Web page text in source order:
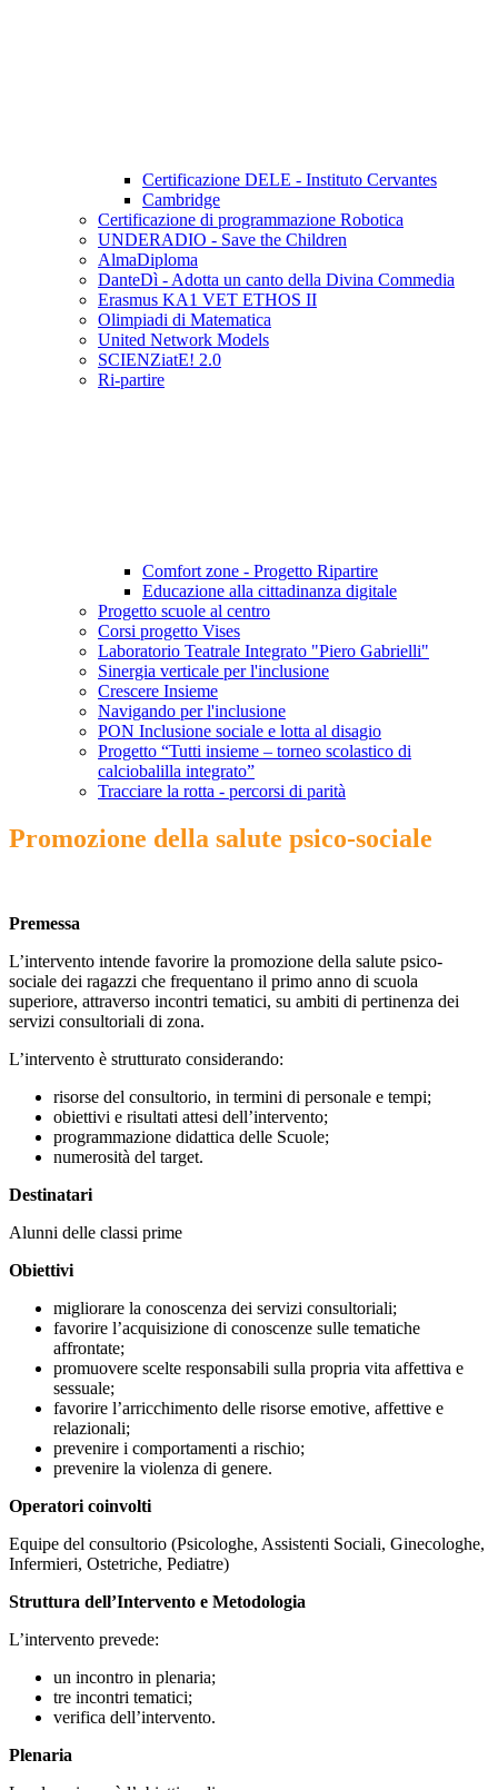
Certificazione DELE - Instituto Cervantes
Cambridge
Certificazione di programmazione Robotica
UNDERADIO - Save the Children
AlmaDiploma
DanteDì - Adotta un canto della Divina Commedia
Erasmus KA1 VET ETHOS II
Olimpiadi di Matematica
United Network Models
SCIENZiatE! 2.0
Ri-partire
Comfort zone - Progetto Ripartire
Educazione alla cittadinanza digitale
Progetto scuole al centro
Corsi progetto Vises
Laboratorio Teatrale Integrato "Piero Gabrielli"
Sinergia verticale per l'inclusione
Crescere Insieme
Navigando per l'inclusione
PON Inclusione sociale e lotta al disagio
Progetto “Tutti insieme – torneo scolastico di
calciobalilla integrato”
Tracciare la rotta - percorsi di parità
Promozione della salute psico-sociale
Premessa
L’intervento intende favorire la promozione della salute psico-
sociale dei ragazzi che frequentano il primo anno di scuola
superiore, attraverso incontri tematici, su ambiti di pertinenza dei
servizi consultoriali di zona.
L’intervento è strutturato considerando:
risorse del consultorio, in termini di personale e tempi;
obiettivi e risultati attesi dell’intervento;
programmazione didattica delle Scuole;
numerosità del target.
Destinatari
Alunni delle classi prime
Obiettivi
migliorare la conoscenza dei servizi consultoriali;
favorire l’acquisizione di conoscenze sulle tematiche
affrontate;
promuovere scelte responsabili sulla propria vita affettiva e
sessuale;
favorire l’arricchimento delle risorse emotive, affettive e
relazionali;
prevenire i comportamenti a rischio;
prevenire la violenza di genere.
Operatori coinvolti
Equipe del consultorio (Psicologhe, Assistenti Sociali, Ginecologhe,
Infermieri, Ostetriche, Pediatre)
Struttura dell’Intervento e Metodologia
L’intervento prevede:
un incontro in plenaria;
tre incontri tematici;
verifica dell’intervento.
Plenaria